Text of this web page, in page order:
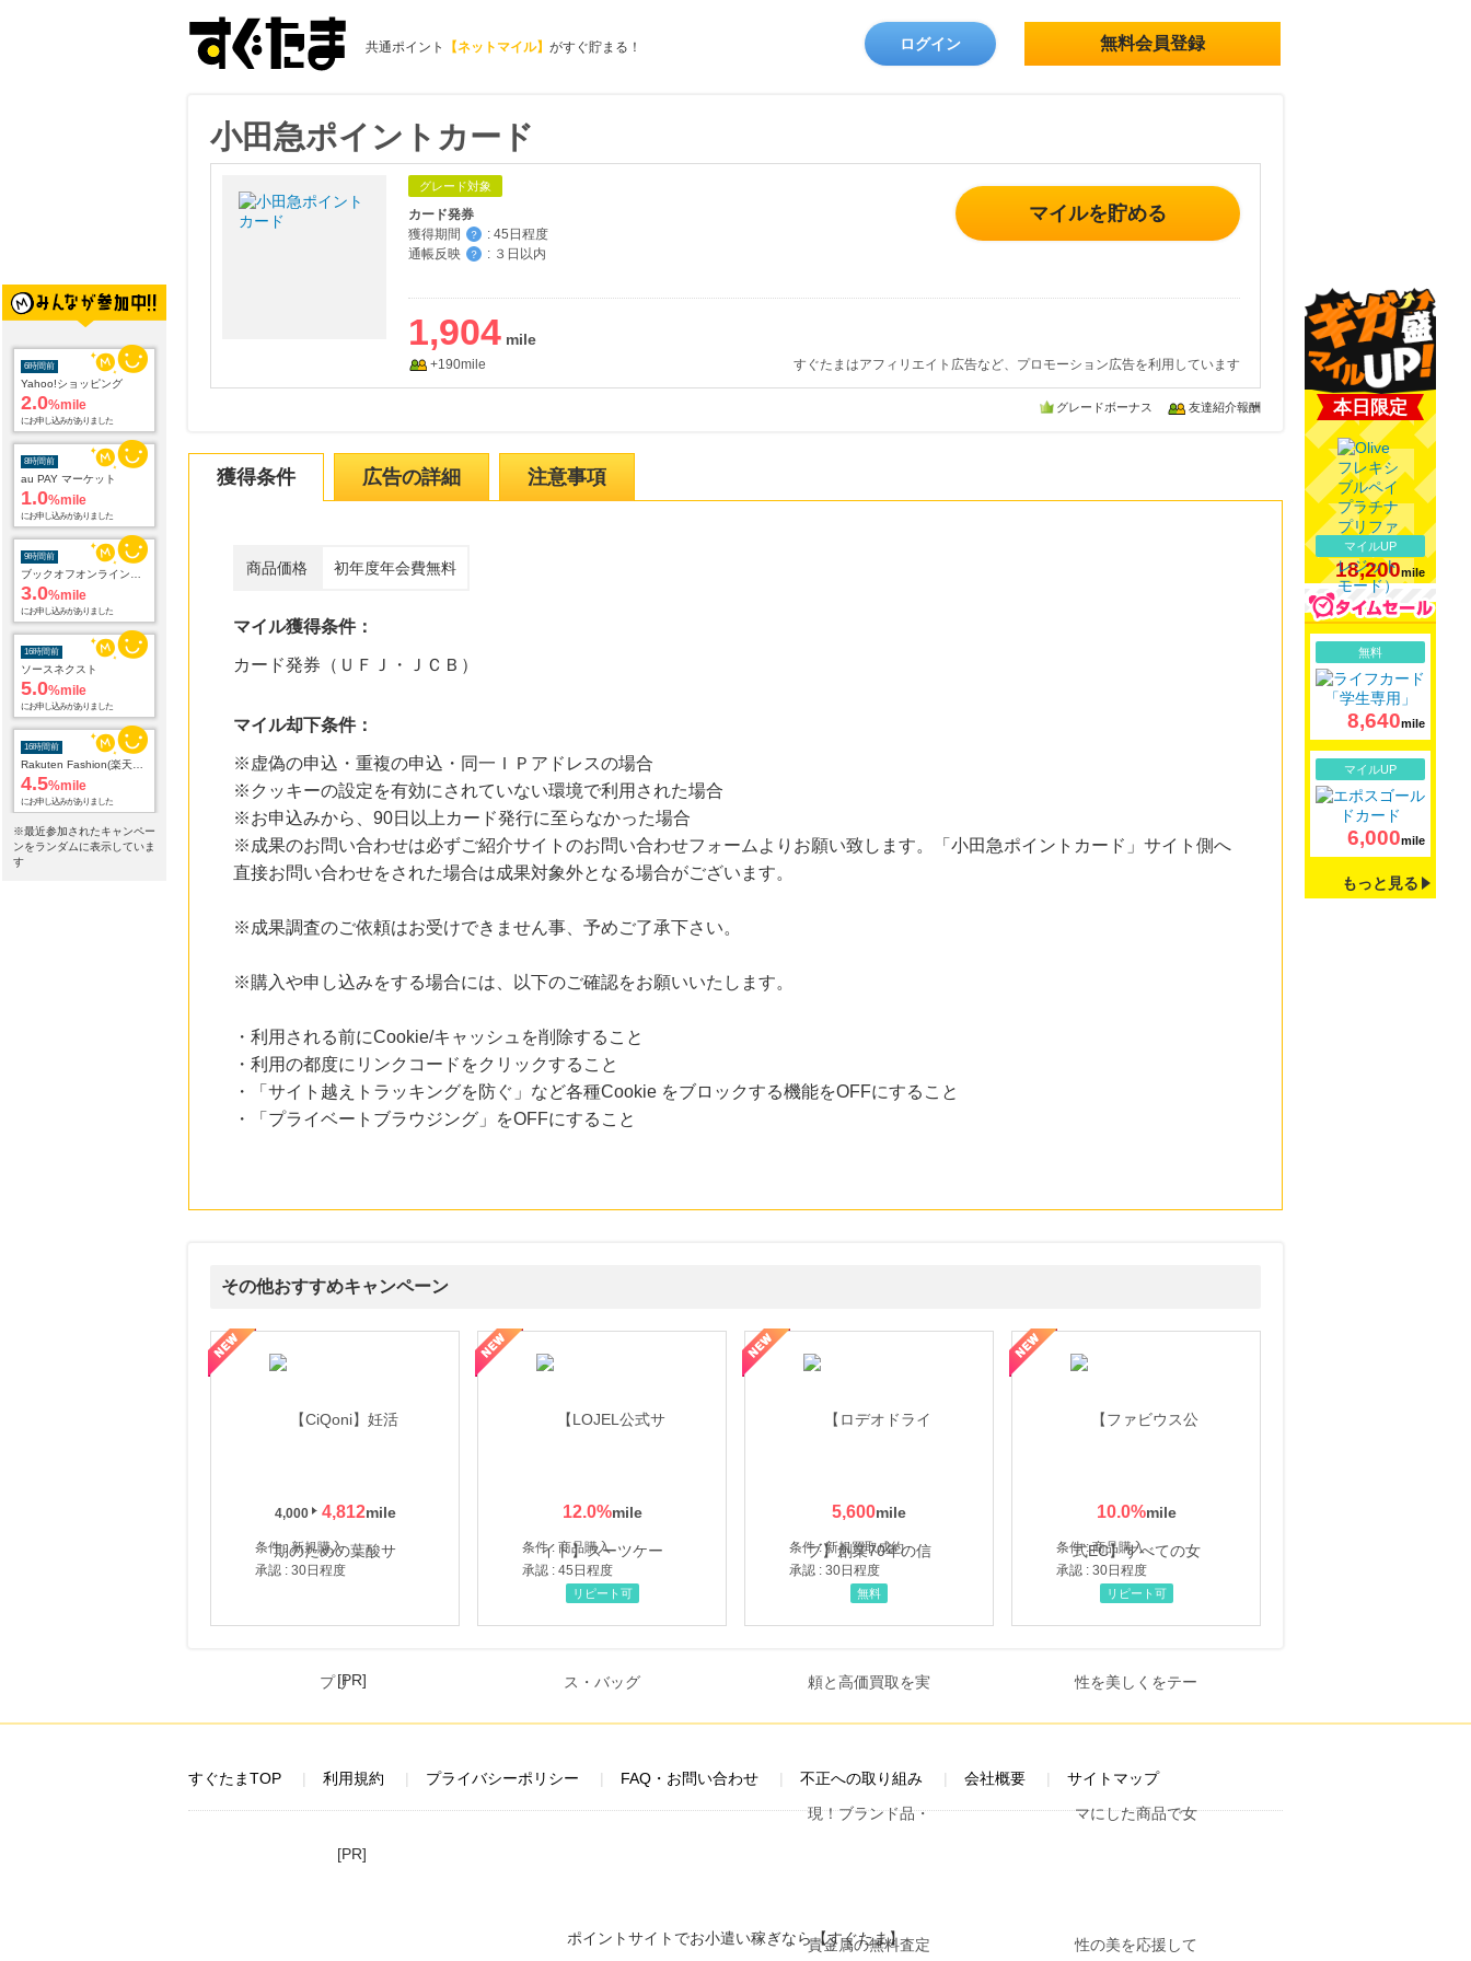
共通ポイント 【ネットマイル】 がすぐ貯まる！ ログイン 無料会員登録
6時間前
Yahoo!ショッピング
2.0%mile
にお申し込みがありました
8時間前
au PAY マーケット
1.0%mile
にお申し込みがありました
9時間前
3.0%mile
にお申し込みがありました
16時間前
ソースネクスト
5.0%mile
にお申し込みがありました
16時間前
4.5%mile
にお申し込みがありました
24時間前
楽天２４
※最近参加されたキャンペー
ンをランダムに表示していま
す
小田急ポイントカード
グレード対象
カード発券
獲得期間
？ : 45日程度
通帳反映
？ : ３日以内
マイルを貯める
1,904
+190mile すぐたまはアフィリエイト広告など、プロモーション広告を利用しています
グレードボーナス 友達紹介報酬
獲得条件 広告の詳細 注意事項
商品価格 初年度年会費無料
マイル獲得条件：
カード発券（ＵＦＪ・ＪＣＢ）
マイル却下条件：
※虚偽の申込・重複の申込・同一ＩＰアドレスの場合
※クッキーの設定を有効にされていない環境で利用された場合
※お申込みから、90日以上カード発行に至らなかった場合
※成果のお問い合わせは必ずご紹介サイトのお問い合わせフォームよりお願い致します。「小田急ポイントカード」サイト側へ
直接お問い合わせをされた場合は成果対象外となる場合がございます。
※成果調査のご依頼はお受けできません事、予めご了承下さい。
※購入や申し込みをする場合には、以下のご確認をお願いいたします。
・利用される前にCookie/キャッシュを削除すること
・利用の都度にリンクコードをクリックすること
・「サイト越えトラッキングを防ぐ」など各種Cookie をブロックする機能をOFFにすること
・「プライベートブラウジング」をOFFにすること
その他おすすめキャンペーン
4,000 4,812
条件 : 新規購入
承認 : 30日程度
12.0%
条件 : 商品購入
承認 : 45日程度
リピート可
5,600
条件 : 新規買取成約
承認 : 30日程度
【ロデオドライブ】創業70年の信頼と高価買取を実現！ブランド品・貴金属の無料査定
無料
10.0%
条件 : 商品購入
承認 : 30日程度
【ファビウス公式EC】すべての女性を美しくをテーマにした商品で女性の美を応援しています
リピート可
本日限定
マイルUP
18,200mile
無料
8,640mile
マイルUP
6,000mile
もっと見る
[PR]
すぐたまTOP 利用規約 プライバシーポリシー FAQ・お問い合わせ 不正への取り組み 会社概要 サイトマップ
[PR]
ポイントサイトでお小遣い稼ぎなら【すぐたま】